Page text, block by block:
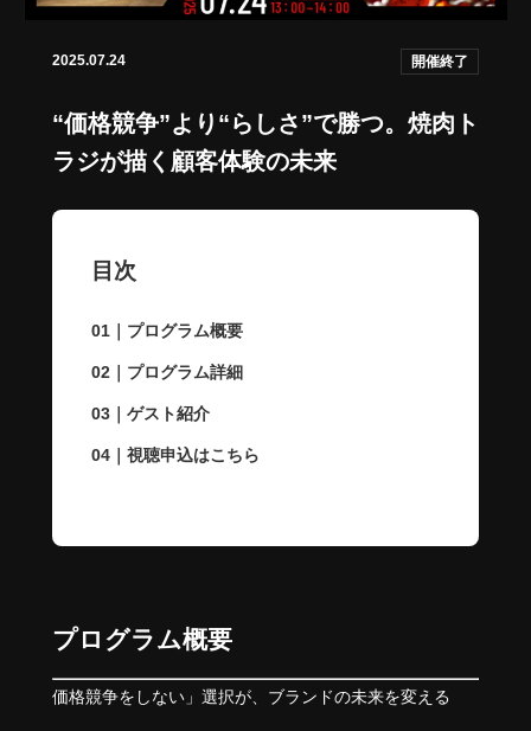
2025.07.24 開催終了
“価格競争”より“らしさ”で勝つ。焼肉ト
ラジが描く顧客体験の未来
目次
01｜プログラム概要
02｜プログラム詳細
03｜ゲスト紹介
04｜視聴申込はこちら
プログラム概要
価格競争をしない」選択が、ブランドの未来を変える